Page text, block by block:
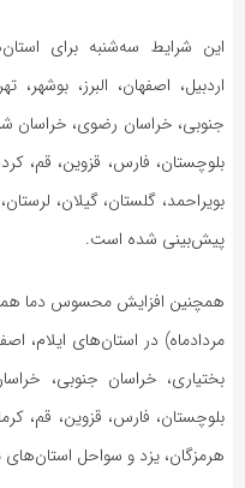
این شرایط سه‌شنبه برای
اردبیل، اصفهان، البرز،
جنوبی، خراسان رضوی، خراسان
بلوچستان، فارس، قزوین، قم،
بویراحمد، گلستان، گیلان،
پیش‌بینی شده است.
مردادماه) در استان‌های ایلام،
بختیاری، خراسان جنوبی،
بلوچستان، فارس، قزوین، قم،
هرمزگان، یزد و سواحل استان‌های